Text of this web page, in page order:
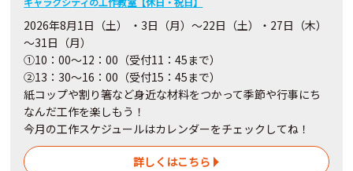
2026年8月1日（土） ・3日（月）～22日（土）・27日（木）
～31日（月）
①10：00～12：00（受付11：45まで）
②13：30～16：00（受付15：45まで）
紙コップや割り箸など身近な材料をつかって季節や行事にち
なんだ工作を楽しもう！
今月の工作スケジュールはカレンダーをチェックしてね！
詳しくはこちら